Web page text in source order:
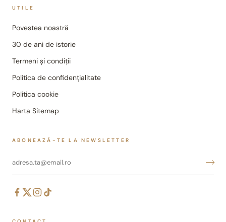
UTILE
Povestea noastră
30 de ani de istorie
Termeni și condiții
Politica de confidențialitate
Politica cookie
Harta Sitemap
ABONEAZĂ-TE LA NEWSLETTER